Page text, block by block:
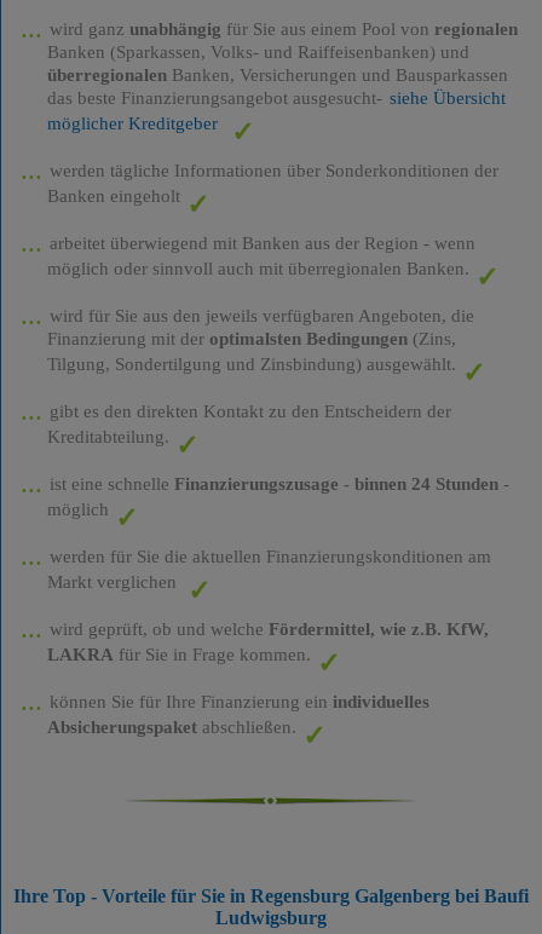
wird ganz unabhängig für Sie aus einem Pool von regionalen
Banken (Sparkassen, Volks- und Raiffeisenbanken) und
überregionalenBanken, Versicherungen und Bausparkassen
das beste Finanzierungsangebot ausgesucht- siehe Übersicht
möglicher Kreditgeber
werden tägliche Informationen über Sonderkonditionen der
Banken eingeholt
arbeitet überwiegend mit Banken aus der Region - wenn
möglich oder sinnvoll auch mit überregionalen Banken.
wird für Sie aus den jeweils verfügbaren Angeboten, die
Finanzierung mit der optimalsten Bedingungen(Zins,
Tilgung, Sondertilgung und Zinsbindung) ausgewählt.
gibt es den direkten Kontakt zu den Entscheidern der
Kreditabteilung.
ist eine schnelle Finanzierungszusage - binnen 24 Stunden-
möglich
werden für Sie die aktuellen Finanzierungskonditionen am
Markt verglichen
wird geprüft, ob und welche Fördermittel, wie z.B. KfW,
LAKRA für Sie in Frage kommen.
können Sie für Ihre Finanzierung ein individuelles
Absicherungspaketabschließen.
Ihre Top - Vorteile für Sie in Regensburg Galgenberg bei Baufi
Ludwigsburg